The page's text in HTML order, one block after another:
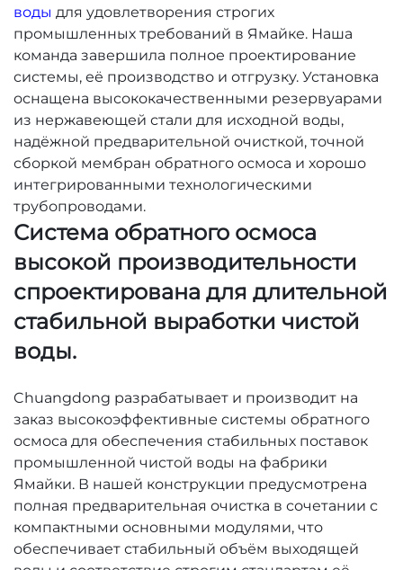
воды для удовлетворения строгих
промышленных требований в Ямайке. Наша
команда завершила полное проектирование
системы, её производство и отгрузку. Установка
оснащена высококачественными резервуарами
из нержавеющей стали для исходной воды,
надёжной предварительной очисткой, точной
сборкой мембран обратного осмоса и хорошо
интегрированными технологическими
трубопроводами.
Система обратного осмоса
высокой производительности
спроектирована для длительной
стабильной выработки чистой
воды.
Chuangdong разрабатывает и производит на
заказ высокоэффективные системы обратного
осмоса для обеспечения стабильных поставок
промышленной чистой воды на фабрики
Ямайки. В нашей конструкции предусмотрена
полная предварительная очистка в сочетании с
компактными основными модулями, что
обеспечивает стабильный объём выходящей